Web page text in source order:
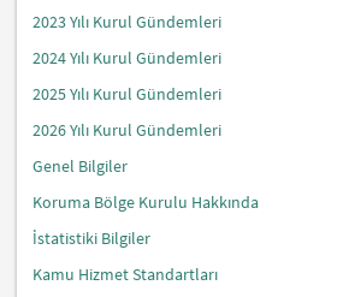
2023 Yılı Kurul Gündemleri
2024 Yılı Kurul Gündemleri
2025 Yılı Kurul Gündemleri
2026 Yılı Kurul Gündemleri
Genel Bilgiler
Koruma Bölge Kurulu Hakkında
İstatistiki Bilgiler
Kamu Hizmet Standartları